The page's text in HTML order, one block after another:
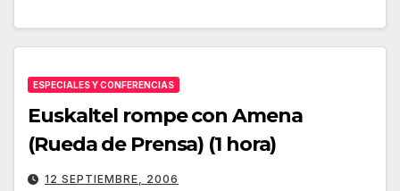
ESPECIALES Y CONFERENCIAS
Euskaltel rompe con Amena
(Rueda de Prensa) (1 hora)
12 SEPTIEMBRE, 2006